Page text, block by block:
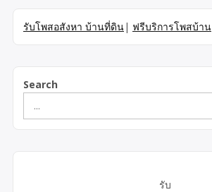
รับโพสอสังหา บ้านที่ดิน| ฟรีบริการโพสบ้าน
Search
รับ